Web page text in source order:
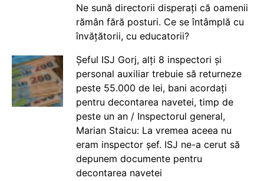
Ne sună directorii disperați că oamenii
rămân fără posturi. Ce se întâmplă cu
învățătorii, cu educatorii?
Șeful ISJ Gorj, alți 8 inspectori și
personal auxiliar trebuie să returneze
peste 55.000 de lei, bani acordați
pentru decontarea navetei, timp de
peste un an / Inspectorul general,
Marian Staicu: La vremea aceea nu
eram inspector șef. ISJ ne-a cerut să
depunem documente pentru
decontarea navetei